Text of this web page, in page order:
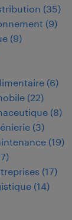
(35)
(9)
(9)
(6)
(22)
(8)
(3)
(19)
)
(17)
(14)